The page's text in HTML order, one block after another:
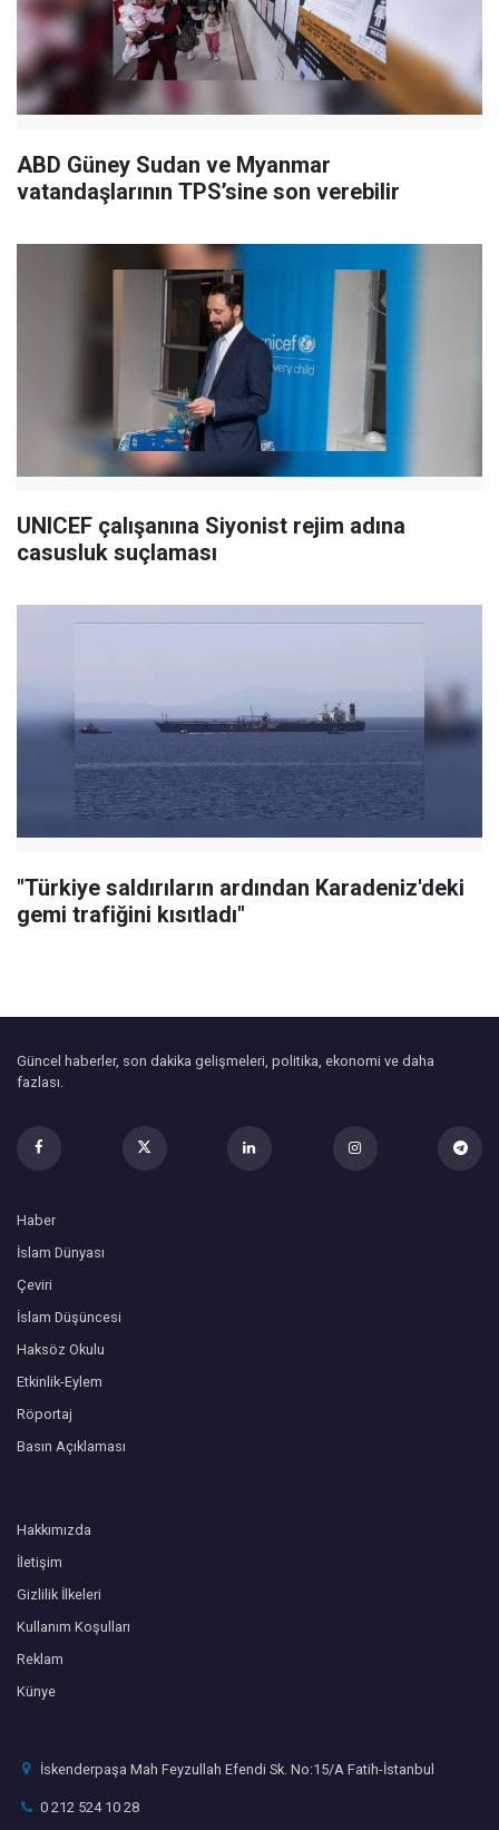
ABD Güney Sudan ve Myanmar
vatandaşlarının TPS’sine son verebilir
UNICEF çalışanına Siyonist rejim adına
casusluk suçlaması
"Türkiye saldırıların ardından Karadeniz'deki
gemi trafiğini kısıtladı"
Güncel haberler, son dakika gelişmeleri, politika, ekonomi ve daha
fazlası.
Haber
İslam Dünyası
Çeviri
İslam Düşüncesi
Haksöz Okulu
Etkinlik-Eylem
Röportaj
Basın Açıklaması
Hakkımızda
İletişim
Gizlilik İlkeleri
Kullanım Koşulları
Reklam
Künye
İskenderpaşa Mah Feyzullah Efendi Sk. No:15/A Fatih-İstanbul
0 212 524 10 28